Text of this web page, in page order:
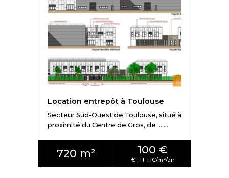
Location entrepôt à Toulouse
Secteur Sud-Ouest de Toulouse, situé à
proximité du Centre de Gros, de ... ...
720 m² 100 €